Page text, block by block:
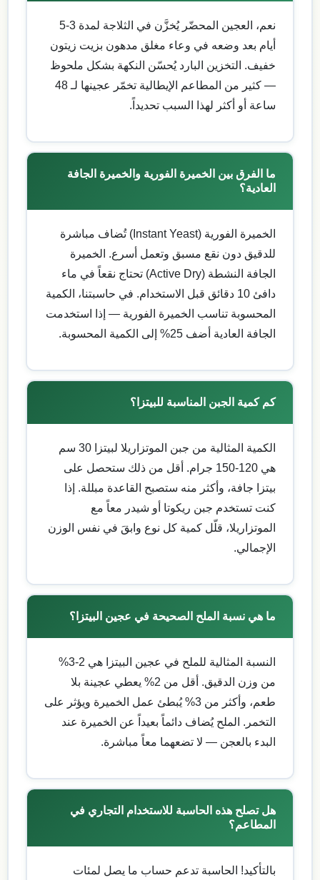
نعم، العجين المحضّر يُخزَّن في الثلاجة لمدة 3-5
أيام بعد وضعه في وعاء مغلق مدهون بزيت زيتون
خفيف. التخزين البارد يُحسّن النكهة بشكل ملحوظ
— كثير من المطاعم الإيطالية تخمّر عجينها لـ 48
ساعة أو أكثر لهذا السبب تحديداً.
ما الفرق بين الخميرة الفورية والخميرة الجافة
العادية؟
الخميرة الفورية (Instant Yeast) تُضاف مباشرة
للدقيق دون نقع مسبق وتعمل أسرع. الخميرة
الجافة النشطة (Active Dry) تحتاج نقعاً في ماء
دافئ 10 دقائق قبل الاستخدام. في حاسبتنا، الكمية
المحسوبة تناسب الخميرة الفورية — إذا استخدمت
الجافة العادية أضف 25% إلى الكمية المحسوبة.
كم كمية الجبن المناسبة للبيتزا؟
الكمية المثالية من جبن الموتزاريلا لبيتزا 30 سم
هي 120-150 جرام. أقل من ذلك ستحصل على
بيتزا جافة، وأكثر منه ستصبح القاعدة مبللة. إذا
كنت تستخدم جبن ريكوتا أو شيدر معاً مع
الموتزاريلا، قلّل كمية كل نوع وابقَ في نفس الوزن
الإجمالي.
ما هي نسبة الملح الصحيحة في عجين البيتزا؟
النسبة المثالية للملح في عجين البيتزا هي 2-3%
من وزن الدقيق. أقل من 2% يعطي عجينة بلا
طعم، وأكثر من 3% يُبطئ عمل الخميرة ويؤثر على
التخمر. الملح يُضاف دائماً بعيداً عن الخميرة عند
البدء بالعجن — لا تضعهما معاً مباشرة.
هل تصلح هذه الحاسبة للاستخدام التجاري في
المطاعم؟
بالتأكيد! الحاسبة تدعم حساب ما يصل لمئات